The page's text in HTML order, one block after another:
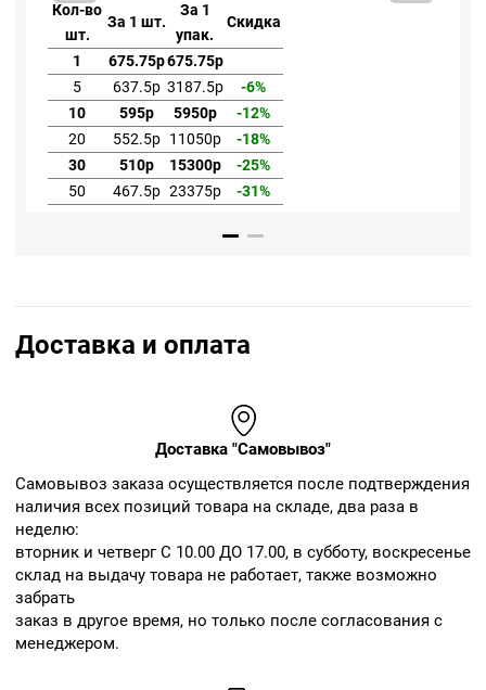
Кол-во
шт.
За 1 шт.
За 1
упак.
Скидка
1 675.75р675.75р
5
637.5р 3187.5р
-6%
10
595р 5950р
-12%
20
552.5р 11050р
-18%
30
510р 15300р
-25%
50
467.5р 23375р -31%
Доставка и оплата
Доставка "Самовывоз"
Cамовывоз заказа осуществляется после подтверждения
наличия всех позиций товара на складе, два раза в
неделю:
вторник и четверг С 10.00 ДО 17.00, в субботу, воскресенье
склад на выдачу товара не работает, также возможно
забрать
заказ в другое время, но только после согласования с
менеджером.